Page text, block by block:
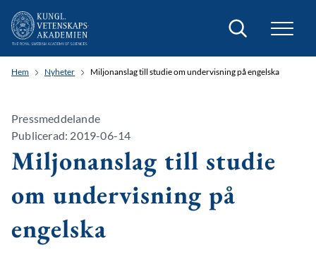
Sök
Hem Nyheter Miljonanslag till studie om undervisning på engelska
Pressmeddelande
Publicerad: 2019-06-14
Miljonanslag till studie
om undervisning på
engelska